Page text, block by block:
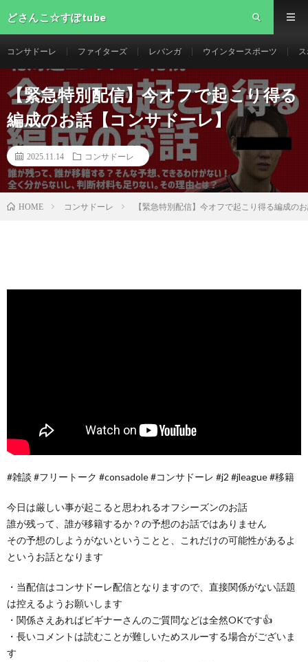
どさんこ☆すぽtube
コンサドーレ ファイターズ レバンガ ウインタースポーツ
【緊急特別配信】今オフで起こり得る
編成のお話【コンサドーレ】
2025.11.14 コンサドーレ
HOME コンサドーレ 【緊急特別配信】今オフで起こり得る編成の
#雑談 #フリートーク #consadole #コンサドーレ #j2 #jleague #移籍
今日は厳しい事が起こると思われるオフシーズンのお話
誰が残って、誰が移籍するか？の予想のお話ではありません
その予想のしようがないということと、これだけの可能性があるよ
というお話となります
・当配信はコンサドーレ配信となりますので、直接関係がない話題
は控えるようお願いします
・関係さえあればビギナーさんのご質問などは全然OKです👍
・長いコメントは読むことが難しいためスルーする場合がございま
す